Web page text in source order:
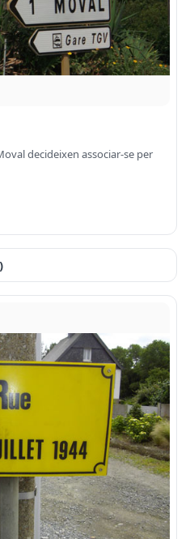
decideixen associar-se per